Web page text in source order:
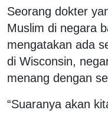
Seorang dokter
Muslim di negara
mengatakan ada
di Wisconsin,
menang dengan
“Suaranya akan